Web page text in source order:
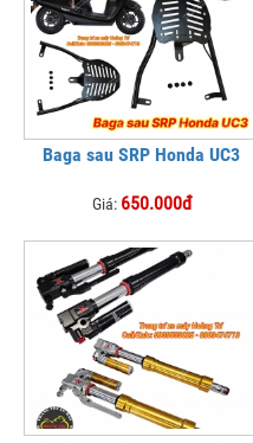
Baga sau SRP Honda UC3
Giá: 650.000đ